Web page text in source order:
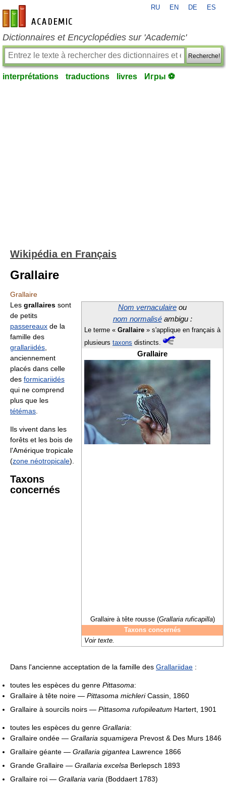
fr-academic.com
RU EN DE ES
Dictionnaires et Encyclopédies sur 'Academic'
Recherche!
interprétations traductions livres Игры ⚽
Wikipédia en Français
Grallaire
Grallaire
Nom vernaculaire ou
nom normaliséambigu :
Le terme « Grallaire » s'applique en français à
plusieurs taxons distincts.
Grallaire
Grallaire à tête rousse (Grallaria ruficapilla)
Taxons concernés
Voir texte.
Les grallaires sont
de petits
passereaux de la
famille des
grallariidés
anciennement
placés dans celle
des formicariidés
qui ne comprend
plus que les
tétémas
Ils vivent dans les
forêts et les bois de
l'Amérique tropicale
(zone néotropicale).
Taxons
concernés
Dans l'ancienne acceptation de la famille des Grallariidae :
toutes les espèces du genre Pittasoma:
Grallaire à tête noire — Pittasoma michleriCassin, 1860
Grallaire à sourcils noirs — Pittasoma rufopileatum Hartert, 1901
toutes les espèces du genre Grallaria:
Grallaire ondée — Grallaria squamigera Prevost & Des Murs 1846
Grallaire géante — Grallaria gigantea Lawrence 1866
Grande Grallaire — Grallaria excelsa Berlepsch 1893
Grallaire roi — Grallaria varia (Boddaert 1783)